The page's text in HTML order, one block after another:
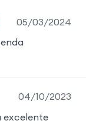
05/03/2024
04/10/2023
excelente